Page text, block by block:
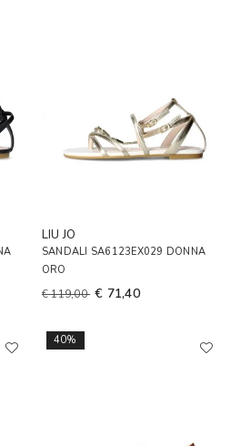
LIU JO
SANDALI SA6123EX029 DONNA
ORO
€ 119,00 € 71,40
40%